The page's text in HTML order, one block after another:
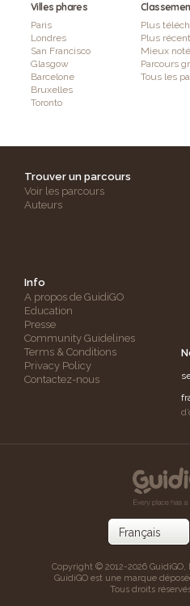
Villes phares
Paris
Londres
San Francisco
Glasgow
Barcelone
Bruxelles
Toronto
Plus
Plus
Mieux
Parcours
Tous les
Trouver un parcours
Voir les parcours
Auteurs
Info
A propos de GuidiGO
Education
Presse
Community Guidelines
Terms & Conditions
Privacy Policy
Contactez-nous
Copyright © 2012-2026
GuidiGO est une marque
Tous droits